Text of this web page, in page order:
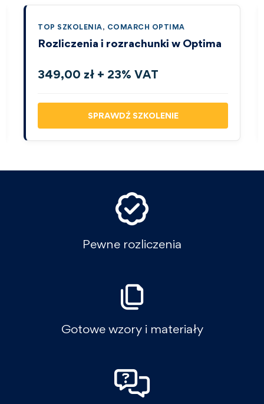
TOP SZKOLENIA, COMARCH OPTIMA
Rozliczenia i rozrachunki w Optima
349,00 zł + 23% VAT
SPRAWDŹ SZKOLENIE
Pewne rozliczenia
Gotowe wzory i materiały